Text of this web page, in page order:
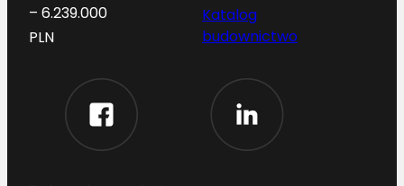
– 6.239.000
PLN
Katalog
budownictwo